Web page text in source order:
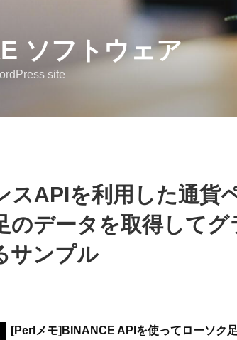
ソフトウェア
site
スAPIを利用した通貨
のデータを取得してグ
サンプル
[Perlメモ]BINANCE APIを使ってローソク